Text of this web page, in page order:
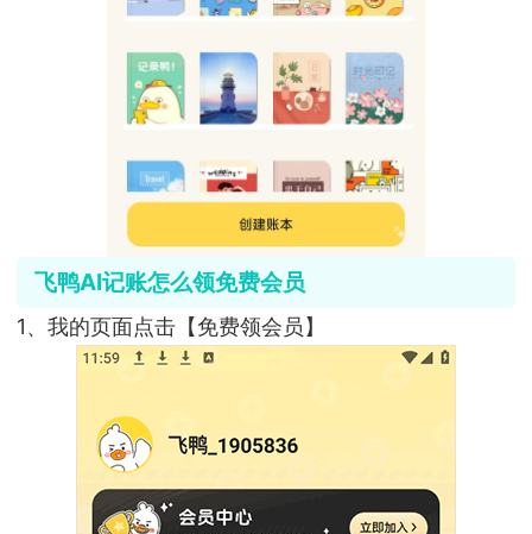
飞鸭AI记账怎么领免费会员
1、我的页面点击【免费领会员】